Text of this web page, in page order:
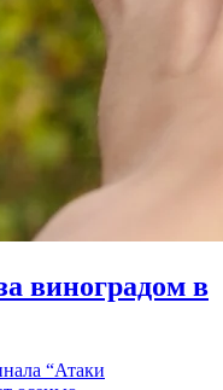
виноградом в